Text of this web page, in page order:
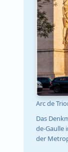
Arc de
Das
de-Gaulle
der